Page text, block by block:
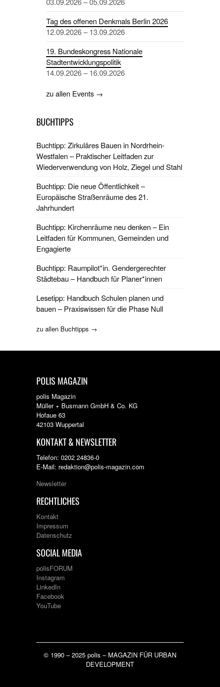
Tag des offenen Denkmals Berlin 2026
12.09.2026 – 13.09.2026
19. Bundeskongress Nationale
Stadtentwicklungspolitik
14.09.2026 – 16.09.2026
zu allen Events →
BUCHTIPPS
Buchtipp: Zirkuläres Bauen in Nordrhein-
Westfalen – Praktischer Leitfaden zur
Wiederverwendung von Holz, Ziegel und Stahl
Buchtipp: Die neue Öffentlichkeit –
Europäische Straßenräume des 21.
Jahrhundert
Buchtipp: Kirchenräume neu denken – Ein
Leitfaden für Kommunen, Gemeinden und
Engagierte
Buchtipp: Raumpilot*in. Gendergerechter
Städtebau – Handbuch für Planer*innen
Lesetipp: Handbuch Schulen planen und
bauen – Praxiswissen für die Phase Null
zu allen Buchtipps →
POLIS MAGAZIN
polis Magazin
Müller + Busmann GmbH & Co. KG
Hofaue 63
42103 Wuppertal
KONTAKT & NEWSLETTER
Telefon: 0202 24836-0
E-Mail: redaktion@polis-magazin.com
Newsletter
RECHTLICHES
Kontakt
Impressum
Datenschutz
SOCIAL MEDIA
polisFORUM
Instagram
LinkedIn
Facebook
YouTube
© 1990 – 2025 polis – MAGAZIN FÜR URBAN
DEVELOPMENT